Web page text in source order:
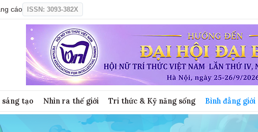
cáo ISSN: 3093-382X
tạo Nhìn ra thế giới Tri thức & Kỹ năng sống Bình đẳng giới